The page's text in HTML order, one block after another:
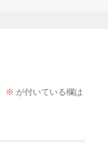
※ が付いている欄は